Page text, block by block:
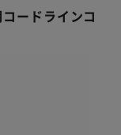
ードラインコ
続きへ